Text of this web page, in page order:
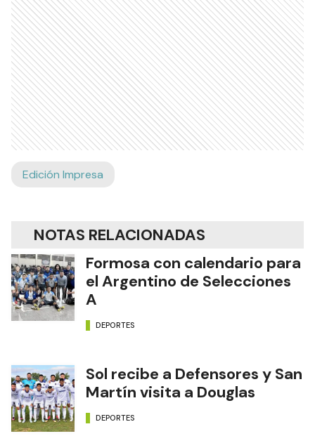
Edición Impresa
NOTAS RELACIONADAS
Formosa con calendario para
el Argentino de Selecciones
A
DEPORTES
Sol recibe a Defensores y San
Martín visita a Douglas
DEPORTES